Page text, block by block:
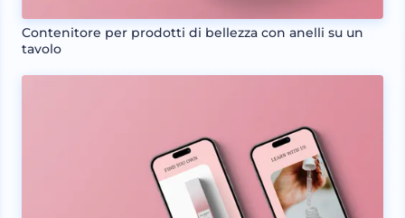
Contenitore per prodotti di bellezza con anelli su un
tavolo